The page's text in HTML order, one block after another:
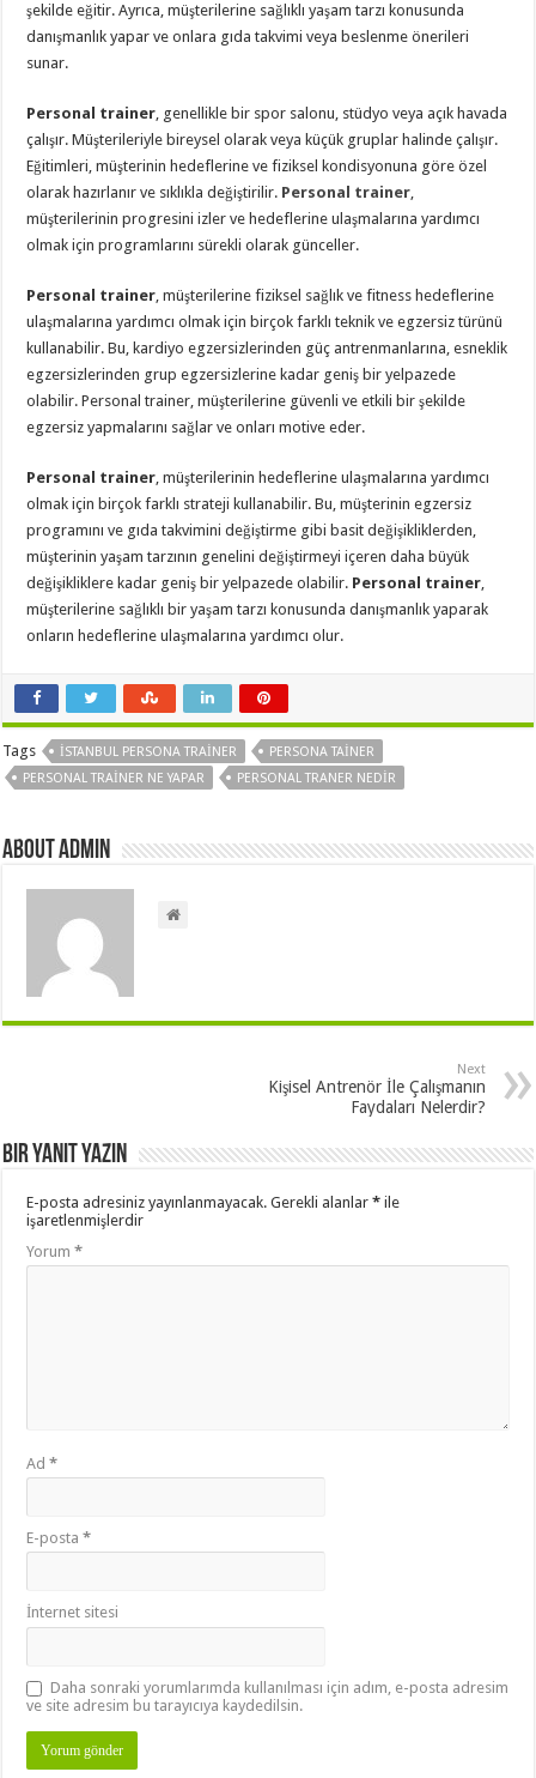
şekilde eğitir. Ayrıca, müşterilerine sağlıklı yaşam tarzı konusunda
danışmanlık yapar ve onlara gıda takvimi veya beslenme önerileri
sunar.
Personal trainer, genellikle bir spor salonu, stüdyo veya açık havada
çalışır. Müşterileriyle bireysel olarak veya küçük gruplar halinde çalışır.
Eğitimleri, müşterinin hedeflerine ve fiziksel kondisyonuna göre özel
olarak hazırlanır ve sıklıkla değiştirilir. Personal trainer,
müşterilerinin progresini izler ve hedeflerine ulaşmalarına yardımcı
olmak için programlarını sürekli olarak günceller.
Personal trainer, müşterilerine fiziksel sağlık ve fitness hedeflerine
ulaşmalarına yardımcı olmak için birçok farklı teknik ve egzersiz türünü
kullanabilir. Bu, kardiyo egzersizlerinden güç antrenmanlarına, esneklik
egzersizlerinden grup egzersizlerine kadar geniş bir yelpazede
olabilir. Personal trainer, müşterilerine güvenli ve etkili bir şekilde
egzersiz yapmalarını sağlar ve onları motive eder.
Personal trainer, müşterilerinin hedeflerine ulaşmalarına yardımcı
olmak için birçok farklı strateji kullanabilir. Bu, müşterinin egzersiz
programını ve gıda takvimini değiştirme gibi basit değişikliklerden,
müşterinin yaşam tarzının genelini değiştirmeyi içeren daha büyük
değişikliklere kadar geniş bir yelpazede olabilir. Personal trainer,
müşterilerine sağlıklı bir yaşam tarzı konusunda danışmanlık yaparak
onların hedeflerine ulaşmalarına yardımcı olur.
Tags ISTANBUL PERSONA TRAINER
PERSONA TAINER
PERSONAL TRAINER NE YAPAR
PERSONAL TRANER NEDIR
About admin
Next
Kişisel Antrenör İle Çalışmanın
Faydaları Nelerdir?
Bir yanıt yazın
E-posta adresiniz yayınlanmayacak. Gerekli alanlar* ile
işaretlenmişlerdir
Yorum*
Ad*
E-posta*
İnternet sitesi
Daha sonraki yorumlarımda kullanılması için adım, e-posta adresim
ve site adresim bu tarayıcıya kaydedilsin.